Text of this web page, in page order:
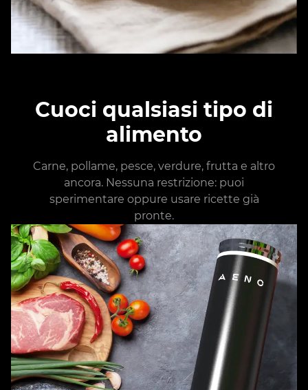
Cuoci qualsiasi tipo di
alimento
Carne, pollame, pesce, verdure, frutta e altro
ancora. Nessuna restrizione: puoi
sperimentare oppure usare ricette già
pronte.